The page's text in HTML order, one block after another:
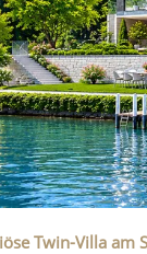
Twin-Villa am